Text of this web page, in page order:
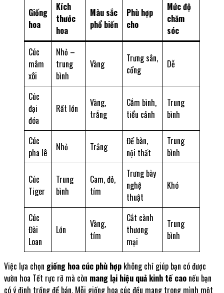
Giống
hoa
Kích
thước
hoa
Màu sắc
phổ biến
Phù hợp
cho
Mức độ
chăm
sóc
Cúc
mâm
xôi
Nhỏ –
trung
bình
Vàng
Trưng sân,
cổng
Dễ
Cúc
đại
đóa
Rất lớn
Vàng,
trắng
Cắm bình,
tiểu cảnh
Trung
bình
Cúc
pha lê
Nhỏ Trắng
Để bàn,
nội thất
Trung
bình
Cúc
Tiger
Trung
bình
Cam, đỏ,
tím
Trưng bày
nghệ
thuật
Khó
Cúc
Đài
Loan
Lớn
Vàng,
tím
Cắt cành
thương
mại
Trung
bình
Việc lựa chọn giống hoa cúc phù hợp không chỉ giúp bạn có được
vườn hoa Tết rực rỡ mà còn mang lại hiệu quả kinh tế cao nếu bạn
có ý định trồng để bán. Mỗi giống hoa cúc đều mang trong mình một